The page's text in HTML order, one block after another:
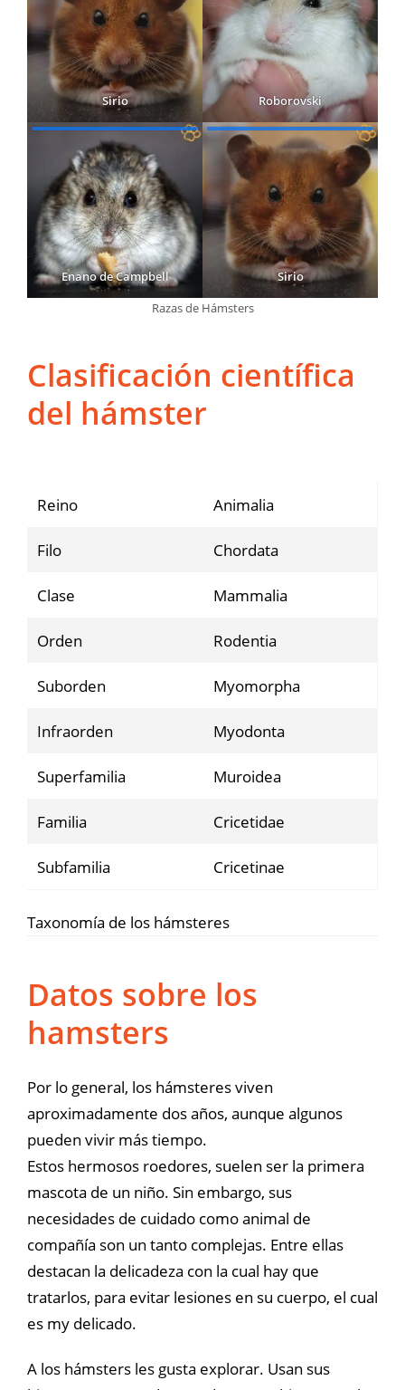
Sirio Roborovski
Enano de Campbell
Sirio
Razas de Hámsters
Clasificación científica
del hámster
Reino Animalia
Filo Chordata
Clase Mammalia
Orden Rodentia
Suborden Myomorpha
Infraorden Myodonta
Superfamilia Muroidea
Familia Cricetidae
Subfamilia Cricetinae
Taxonomía de los hámsteres
Datos sobre los
hamsters
Por lo general, los hámsteres viven
aproximadamente dos años, aunque algunos
pueden vivir más tiempo.
Estos hermosos roedores, suelen ser la primera
mascota de un niño. Sin embargo, sus
necesidades de cuidado como animal de
compañía son un tanto complejas. Entre ellas
destacan la delicadeza con la cual hay que
tratarlos, para evitar lesiones en su cuerpo, el cual
es my delicado.
A los hámsters les gusta explorar. Usan sus